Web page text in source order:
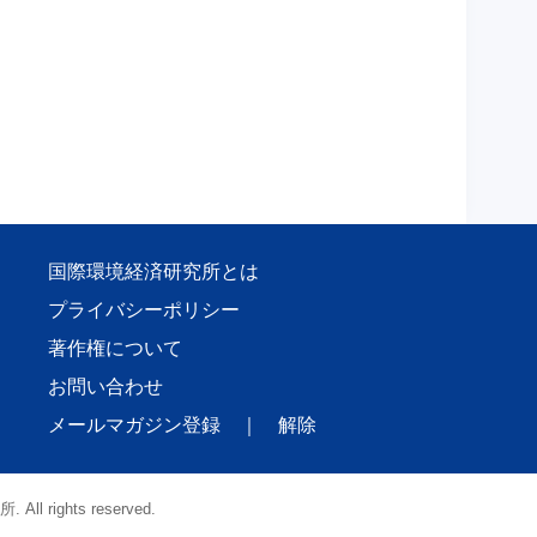
国際環境経済研究所とは
プライバシーポリシー
著作権について
お問い合わせ
メールマガジン登録
解除
. All rights reserved.